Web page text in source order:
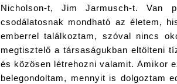
Nicholson-t, Jim Jarmusch-t. Van
csodálatosnak mondható az életem,
emberrel találkoztam, szóval nincs
megtisztelő a társaságukban eltölteni
és közösen létrehozni valamit. Amikor
belegondoltam, mennyit is dolgoztam